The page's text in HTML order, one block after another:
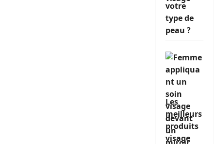
votre
type de
peau ?
Les
meilleurs
produits
visage